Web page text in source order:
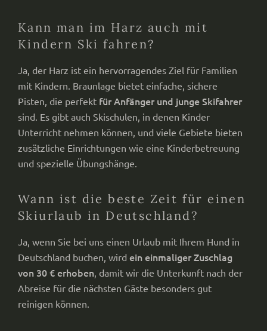
Kann man im Harz auch mit
Kindern Ski fahren?
Ja, der Harz ist ein hervorragendes Ziel für Familien
mit Kindern. Braunlage bietet einfache, sichere
Pisten, die perfekt für Anfänger und junge Skifahrer
sind. Es gibt auch Skischulen, in denen Kinder
Unterricht nehmen können, und viele Gebiete bieten
zusätzliche Einrichtungen wie eine Kinderbetreuung
und spezielle Übungshänge.
Wann ist die beste Zeit für einen
Skiurlaub in Deutschland?
Ja, wenn Sie bei uns einen Urlaub mit Ihrem Hund in
Deutschland buchen, wirdein einmaliger Zuschlag
von 30 € erhoben, damit wir die Unterkunft nach der
Abreise für die nächsten Gäste besonders gut
reinigen können.